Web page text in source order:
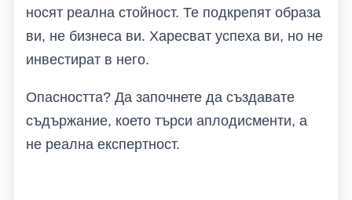
носят реална стойност. Те подкрепят образа
ви, не бизнеса ви. Харесват успеха ви, но не
инвестират в него.
Опасността? Да започнете да създавате
съдържание, което търси аплодисменти, а
не реална експертност.